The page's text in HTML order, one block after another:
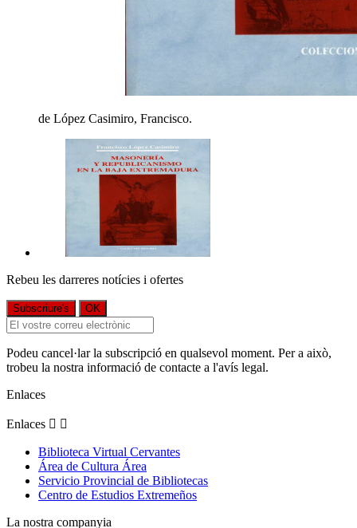
de López Casimiro, Francisco.
Rebeu les darreres notícies i ofertes
Podeu cancel·lar la subscripció en qualsevol moment. Per a això,
trobeu la nostra informació de contacte a l'avís legal.
Enlaces
Enlaces  
Biblioteca Virtual Cervantes
Área de Cultura Área
Servicio Provincial de Bibliotecas
Centro de Estudios Extremeños
La nostra companyia